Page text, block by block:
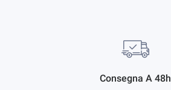
Consegna A 48h